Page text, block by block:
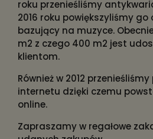
roku przenieśliśmy
2016 roku powiększyliśmy
bazujący na muzyce.
m2 z czego 400 m2 jest
klientom.
Również w 2012
internetu dzięki czemu
online.
Zapraszamy w regałowe